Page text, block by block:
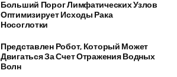
Больший Порог Лимфатических Узлов
Оптимизирует Исходы Рака
Носоглотки
Представлен Робот, Который Может
Двигаться За Счет Отражения Водных
Волн